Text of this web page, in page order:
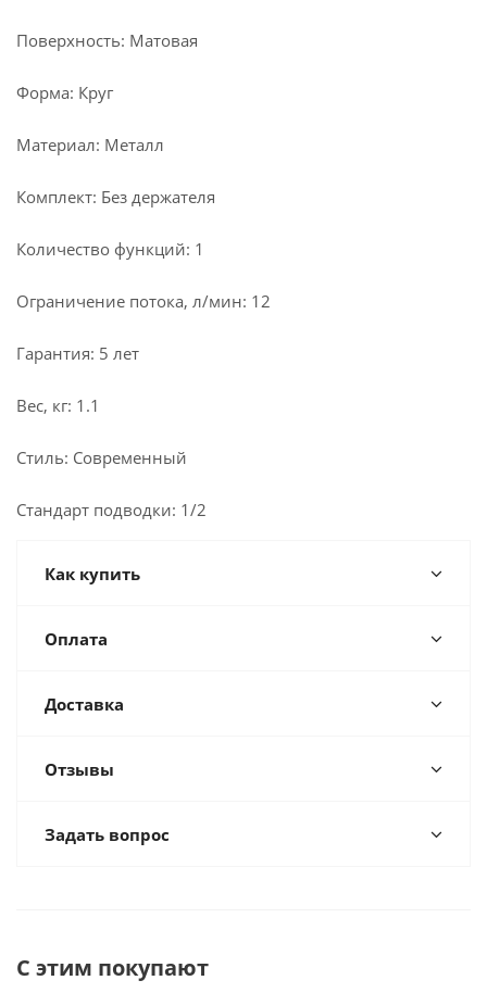
Поверхность: Матовая
Форма: Круг
Материал: Металл
Комплект: Без держателя
Количество функций: 1
Ограничение потока, л/мин: 12
Гарантия: 5 лет
Вес, кг: 1.1
Стиль: Современный
Стандарт подводки: 1/2
Как купить
Оплата
Доставка
Отзывы
Задать вопрос
С этим покупают